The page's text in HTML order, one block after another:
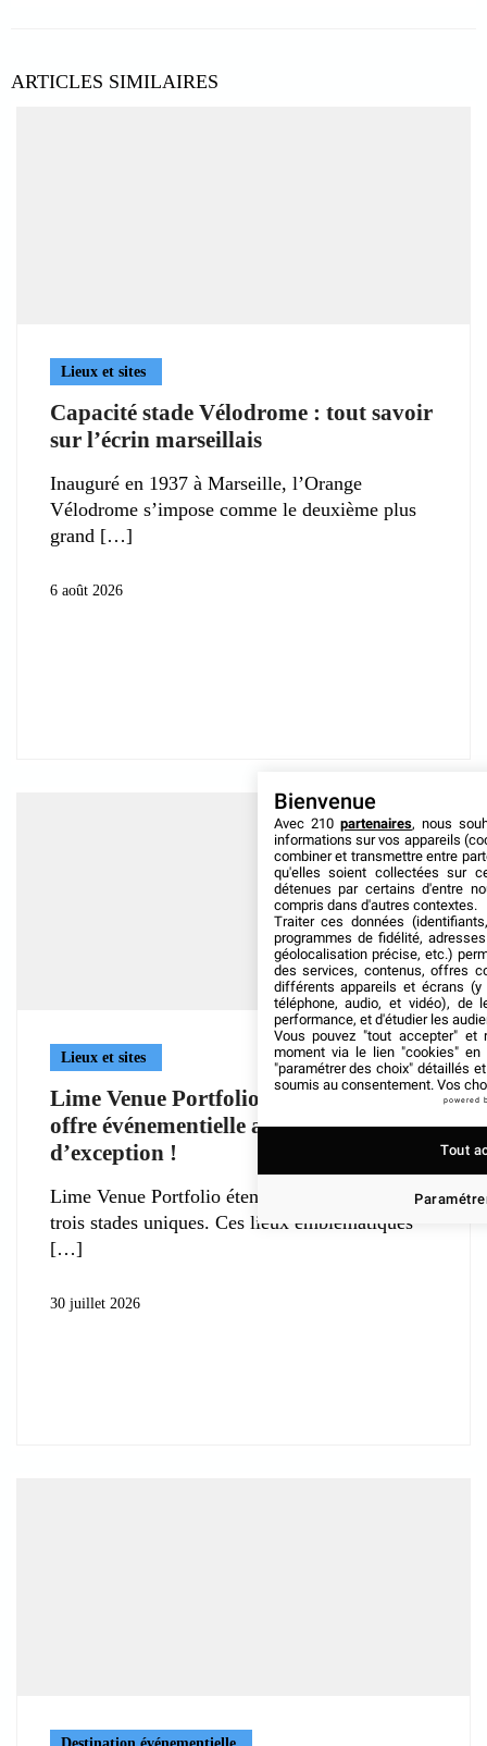
ARTICLES SIMILAIRES
Lieux et sites
Capacité stade Vélodrome : tout savoir
sur l’écrin marseillais
Inauguré en 1937 à Marseille, l’Orange
Vélodrome s’impose comme le deuxième plus
grand
6 août 2026
Lieux et sites
Lime Venue Portfolio renforce son
offre événementielle avec 3 stades
d’exception !
Lime Venue Portfolio étend son réseau avec
trois stades uniques. Ces lieux emblématiques
30 juillet 2026
Bienvenue
Avec 210 partenaires, nous
informations sur vos appareils
combiner et transmettre entre
qu'elles soient collectées sur
détenues par certains d'entre
compris dans d'autres contextes.
Traiter ces données
programmes de fidélité,
géolocalisation précise, etc.)
des services, contenus, offres
différents appareils et écrans (y
téléphone, audio, et vidéo), de
performance, et d'étudier les
Vous pouvez "tout accepter" et
moment via le lien "cookies" en
"paramétrer des choix" détaillés
soumis au consentement. Vos
powered
Tout